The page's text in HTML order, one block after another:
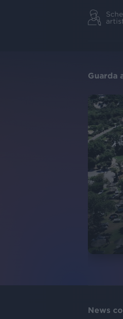
Guarda
News